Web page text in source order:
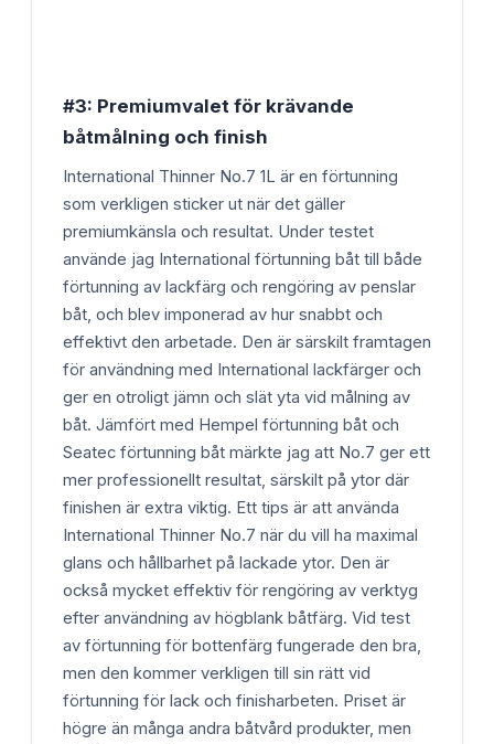
#3: Premiumvalet för krävande
båtmålning och finish
International Thinner No.7 1L är en förtunning
som verkligen sticker ut när det gäller
premiumkänsla och resultat. Under testet
använde jag International förtunning båt till både
förtunning av lackfärg och rengöring av penslar
båt, och blev imponerad av hur snabbt och
effektivt den arbetade. Den är särskilt framtagen
för användning med International lackfärger och
ger en otroligt jämn och slät yta vid målning av
båt. Jämfört med Hempel förtunning båt och
Seatec förtunning båt märkte jag att No.7 ger ett
mer professionellt resultat, särskilt på ytor där
finishen är extra viktig. Ett tips är att använda
International Thinner No.7 när du vill ha maximal
glans och hållbarhet på lackade ytor. Den är
också mycket effektiv för rengöring av verktyg
efter användning av högblank båtfärg. Vid test
av förtunning för bottenfärg fungerade den bra,
men den kommer verkligen till sin rätt vid
förtunning för lack och finisharbeten. Priset är
högre än många andra båtvård produkter, men